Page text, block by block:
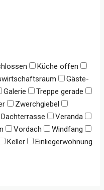
Küche offen
Gäste-
Galerie
Treppe gerade
Zwerchgiebel
Dachterrasse
Veranda
Vordach
Windfang
Keller
Einliegerwohnung